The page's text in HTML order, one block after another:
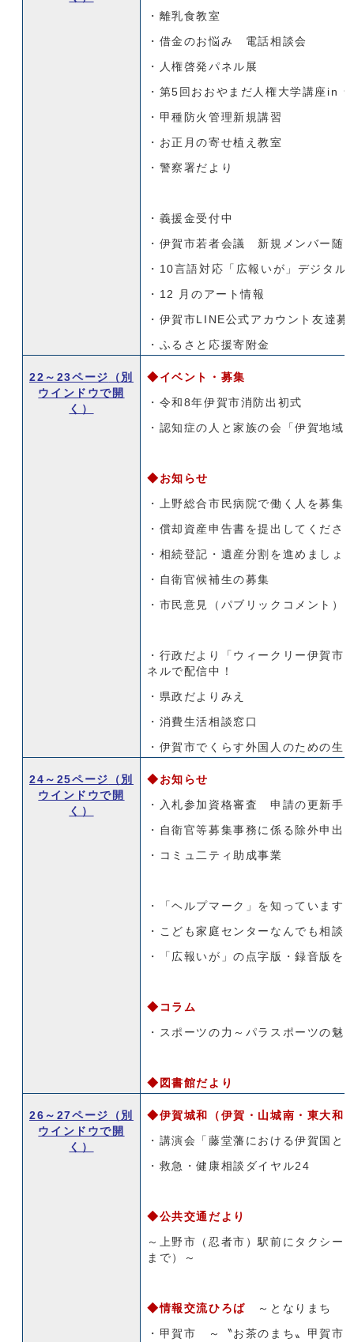
・離乳食教室
・借金のお悩み 電話相談会
・人権啓発パネル展
・第5回おおやまだ人権大学講座in
・甲種防火管理新規講習
・お正月の寄せ植え教室
・警察署だより
・義援金受付中
・伊賀市若者会議 新規メンバー随
・10言語対応「広報いが」デジタル
・12 月のアート情報
・伊賀市LINE公式アカウント友達募
・ふるさと応援寄附金
22～23ページ
（別
ウインドウで開
く）
◆イベント・募集
・令和8年伊賀市消防出初式
・認知症の人と家族の会「伊賀地域
◆お知らせ
・上野総合市民病院で働く人を募集
・償却資産申告書を提出してくださ
・相続登記・遺産分割を進めましょ
・自衛官候補生の募集
・市民意見（パブリックコメント）
・行政だより「ウィークリー伊賀市
ネルで配信中！
・県政だよりみえ
・消費生活相談窓口
・伊賀市でくらす外国人のための生
24～25ページ
（別
ウインドウで開
く）
◆お知らせ
・入札参加資格審査 申請の更新手
・自衛官等募集事務に係る除外申出
・コミュ二ティ助成事業
・「ヘルプマーク」を知っています
・こども家庭センターなんでも相談
・「広報いが」の点字版・録音版を
◆コラム
・スポーツの力～パラスポーツの魅
◆図書館だより
26～27ページ
（別
ウインドウで開
く）
◆伊賀城和（伊賀・山城南・東大和
・講演会「藤堂藩における伊賀国と
・救急・健康相談ダイヤル24
◆公共交通だより
～上野市（忍者市）駅前にタクシー
まで）～
◆情報交流ひろば ～となりまち
・甲賀市 ～〝お茶のまち〟甲賀市